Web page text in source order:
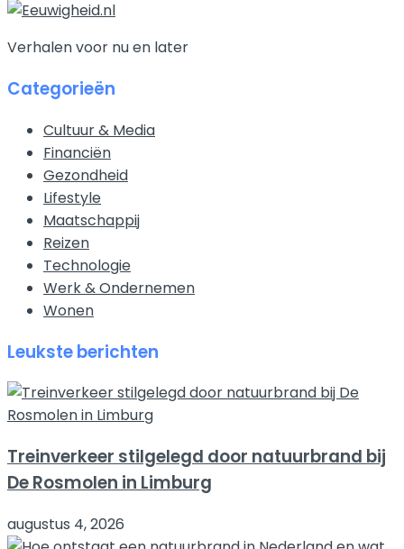
Verhalen voor nu en later
Categorieën
Cultuur & Media
Financiën
Gezondheid
Lifestyle
Maatschappij
Reizen
Technologie
Werk & Ondernemen
Wonen
Leukste berichten
Treinverkeer stilgelegd door natuurbrand bij
De Rosmolen in Limburg
augustus 4, 2026